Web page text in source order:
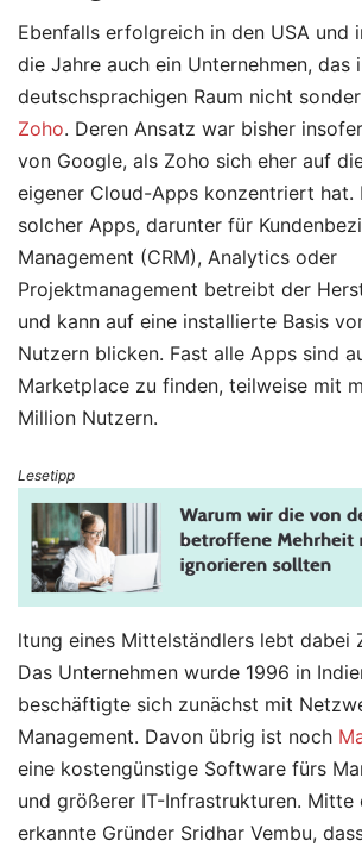
Ebenfalls erfolgreich in den USA und
die Jahre auch ein Unternehmen, das
deutschsprachigen Raum nicht
Zoho. Deren Ansatz war bisher
von Google, als Zoho sich eher auf
eigener Cloud-Apps konzentriert hat.
solcher Apps, darunter für
Management (CRM), Analytics oder
Projektmanagement betreibt der
und kann auf eine installierte Basis
Nutzern blicken. Fast alle Apps sind
Marketplace zu finden, teilweise mit
Million Nutzern.
Lesetipp
ltung eines Mittelständlers lebt dabei
Das Unternehmen wurde 1996 in
beschäftigte sich zunächst mit
Management. Davon übrig ist noch
eine kostengünstige Software fürs
und größerer IT-Infrastrukturen. Mitte
erkannte Gründer Sridhar Vembu,